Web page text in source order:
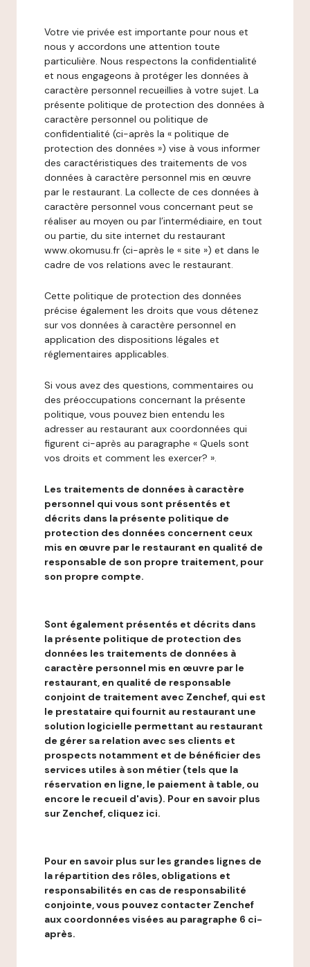
Votre vie privée est importante pour nous et
nous y accordons une attention toute
particulière. Nous respectons la confidentialité
et nous engageons à protéger les données à
caractère personnel recueillies à votre sujet. La
présente politique de protection des données à
caractère personnel ou politique de
confidentialité (ci-après la « politique de
protection des données ») vise à vous informer
des caractéristiques des traitements de vos
données à caractère personnel mis en œuvre
par le restaurant. La collecte de ces données à
caractère personnel vous concernant peut se
réaliser au moyen ou par l’intermédiaire, en tout
ou partie, du site internet du restaurant
www.okomusu.fr (ci-après le « site ») et dans le
cadre de vos relations avec le restaurant.
Cette politique de protection des données
précise également les droits que vous détenez
sur vos données à caractère personnel en
application des dispositions légales et
réglementaires applicables.
Si vous avez des questions, commentaires ou
des préoccupations concernant la présente
politique, vous pouvez bien entendu les
adresser au restaurant aux coordonnées qui
figurent ci-après au paragraphe « Quels sont
vos droits et comment les exercer? ».
Les traitements de données à caractère
personnel qui vous sont présentés et
décrits dans la présente politique de
protection des données concernent ceux
mis en œuvre par le restaurant en qualité de
responsable de son propre traitement, pour
son propre compte.
Sont également présentés et décrits dans
la présente politique de protection des
données les traitements de données à
caractère personnel mis en œuvre par le
restaurant, en qualité de responsable
conjoint de traitement avec Zenchef, qui est
le prestataire qui fournit au restaurant une
solution logicielle permettant au restaurant
de gérer sa relation avec ses clients et
prospects notamment et de bénéficier des
services utiles à son métier (tels que la
réservation en ligne, le paiement à table, ou
encore le recueil d'avis). Pour en savoir plus
sur Zenchef, cliquez ici.
Pour en savoir plus sur les grandes lignes de
la répartition des rôles, obligations et
responsabilités en cas de responsabilité
conjointe, vous pouvez contacter Zenchef
aux coordonnées visées au paragraphe 6 ci-
après.